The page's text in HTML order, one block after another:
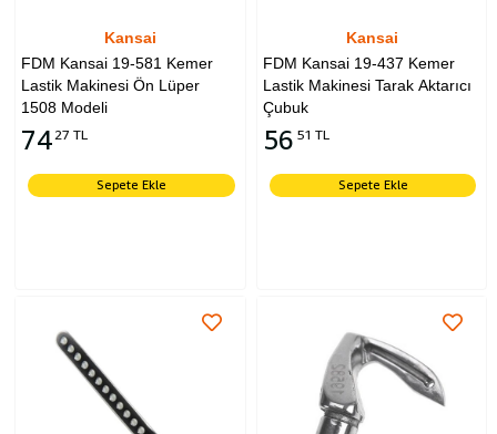
Kansai
FDM Kansai 19-581 Kemer
Lastik Makinesi Ön Lüper
1508 Modeli
7427 TL
Sepete Ekle
Kansai
FDM Kansai 19-437 Kemer
Lastik Makinesi Tarak Aktarıcı
Çubuk
56 51 TL
Sepete Ekle